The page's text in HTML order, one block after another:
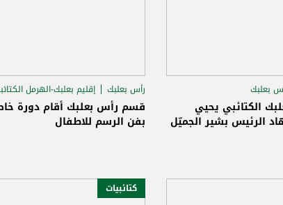
بعلبك
الكتائبي
الكتائبي يحيي
الرئيس بشير الجميّل
رأس بعلبك إقليم بعلبك-الهرمل
قسم رأس بعلبك أقام دورة
بفن الرسم للاطفال
كتائبيات